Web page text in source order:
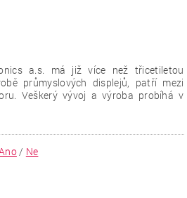
a.s. má již více než třicetiletou
průmyslových displejů, patří mezi
Veškerý vývoj a výroba probíhá v
/ Ne